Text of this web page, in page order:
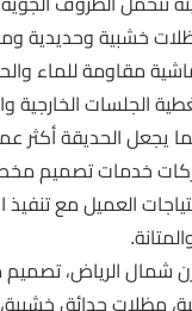
خشبية وحديدية
مقاومة للماء
الجلسات الخارجية
يجعل الحديقة أكثر
خدمات تصميم
العميل مع
شمال الرياض، تصميم
مظلات حدائق